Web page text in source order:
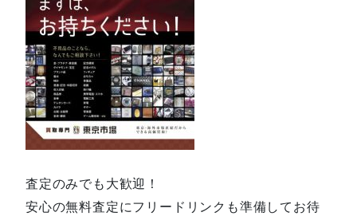
査定のみでも大歓迎！
安心の無料査定にフリードリンクも準備してお待